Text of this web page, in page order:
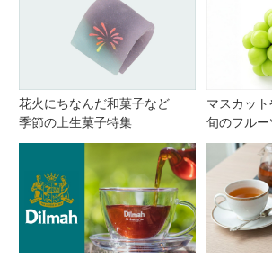
花火にちなんだ和菓子など
季節の上生菓子特集
マスカッ
旬のフル